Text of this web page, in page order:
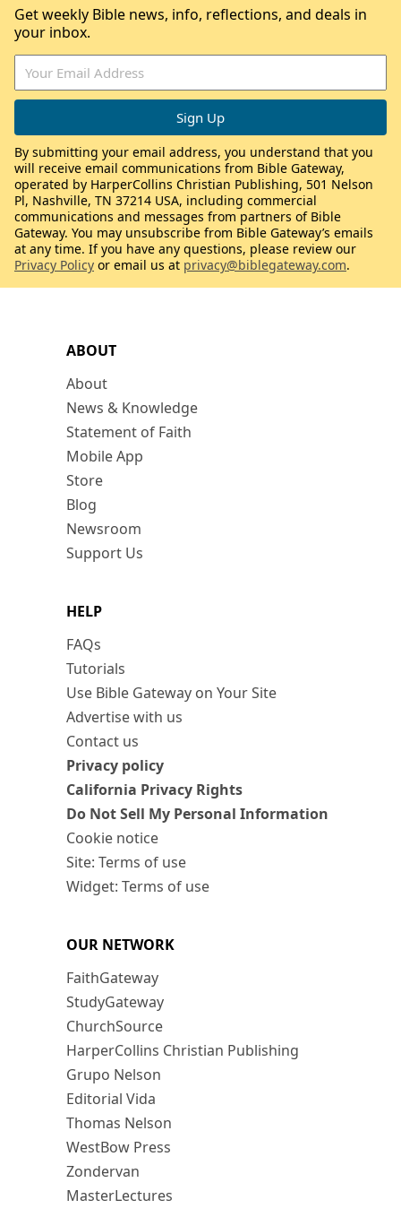
ABOUT
About
News & Knowledge
Statement of Faith
Mobile App
Store
Blog
Newsroom
Support Us
HELP
FAQs
Tutorials
Use Bible Gateway on Your Site
Advertise with us
Contact us
Privacy policy
California Privacy Rights
Do Not Sell My Personal Information
Cookie notice
Site: Terms of use
Widget: Terms of use
OUR NETWORK
FaithGateway
StudyGateway
ChurchSource
HarperCollins Christian Publishing
Grupo Nelson
Editorial Vida
Thomas Nelson
WestBow Press
Zondervan
MasterLectures
Get weekly Bible news, info, reflections, and deals in
your inbox.
By submitting your email address, you understand that you
will receive email communications from Bible Gateway,
operated by HarperCollins Christian Publishing, 501 Nelson
Pl, Nashville, TN 37214 USA, including commercial
communications and messages from partners of Bible
Gateway. You may unsubscribe from Bible Gateway’s emails
at any time. If you have any questions, please review our
Privacy Policy or email us at privacy@biblegateway.com.